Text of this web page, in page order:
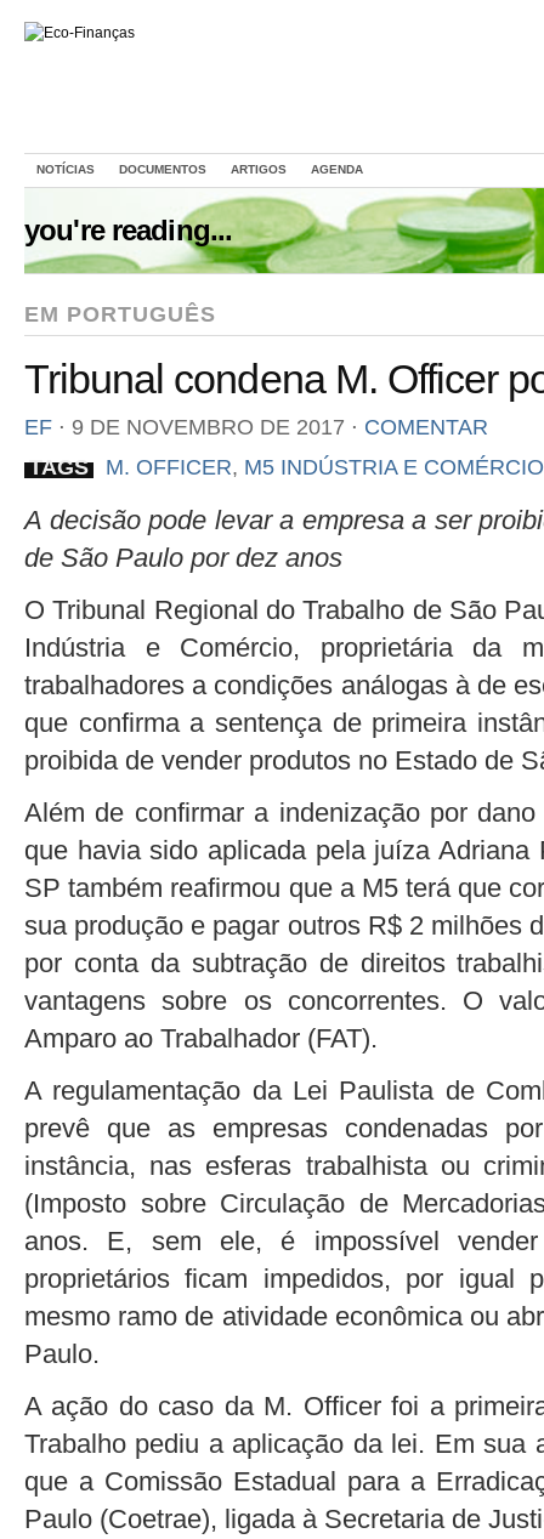
NOTÍCIAS DOCUMENTOS ARTIGOS AGENDA
you're reading...
EM PORTUGUÊS
Tribunal condena M. Officer
EF ⋅ 9 DE NOVEMBRO DE 2017 ⋅ COMENTAR
TAGS
M. OFFICER, M5 INDÚSTRIA E COMÉRCIO
A decisão pode levar a empresa a ser
de São Paulo por dez anos
O Tribunal Regional do Trabalho de São
Indústria e Comércio, proprietária da
trabalhadores a condições análogas à de
que confirma a sentença de primeira
proibida de vender produtos no Estado de
Além de confirmar a indenização por
que havia sido aplicada pela juíza
SP também reafirmou que a M5 terá que
sua produção e pagar outros R$ 2 milhões
por conta da subtração de direitos
vantagens sobre os concorrentes. O
Amparo ao Trabalhador (FAT).
A regulamentação da Lei Paulista de
prevê que as empresas condenadas
instância, nas esferas trabalhista ou
(Imposto sobre Circulação de
anos. E, sem ele, é impossível
proprietários ficam impedidos, por igual
mesmo ramo de atividade econômica ou
Paulo.
A ação do caso da M. Officer foi a
Trabalho pediu a aplicação da lei. Em sua
que a Comissão Estadual para a
Paulo (Coetrae), ligada à Secretaria de